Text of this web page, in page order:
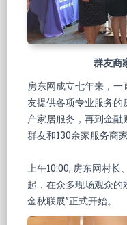
群友商
房东网成立七年来，
友提供各项专业服务
产家居服务，再到金
群友和130余家服务商
上午10:00, 房东网村
起，在众多现场观众的
金秋联展”正式开始。